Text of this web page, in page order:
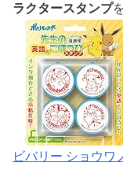
ラクタースタンプ
ビバリー ショウワ